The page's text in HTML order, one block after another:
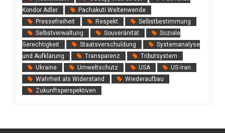
Kondor Adler
Pachakuti Weltenwende
Pressefreiheit
Respekt
Selbstbestimmung
Selbstverwaltung
Souveränität
Soziale
Gerechtigkeit
Staatsverschuldung
Systemanalyse
und Aufklärung
Transparenz
Tributsystem
Ukraine
Umweltschutz USA
US‑Iran
Wahrheit als Widerstand
Wiederaufbau
Zukunftsperspektiven